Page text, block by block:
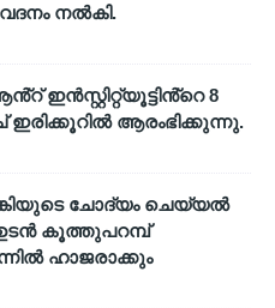
നൽകി.
ഇൻസ്റ്റിറ്റ്യൂട്ടിൻ്റെ 8
ആരംഭിക്കുന്നു.
ചോദ്യം ചെയ്യല്‍
കൂത്തുപറമ്പ്
ഹാജരാക്കും